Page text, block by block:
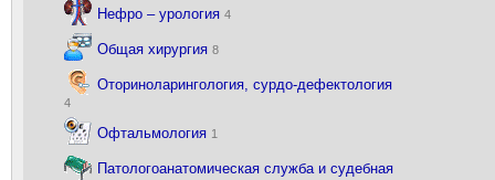
Нефро – урология 4
Общая хирургия 8
Оториноларингология, сурдо-дефектология
4
Офтальмология 1
Патологоанатомическая служба и судебная